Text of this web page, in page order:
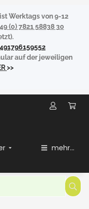
Werktags von 9-12
(0) 7821 58838 30
auf der jeweiligen
>>
mehr...